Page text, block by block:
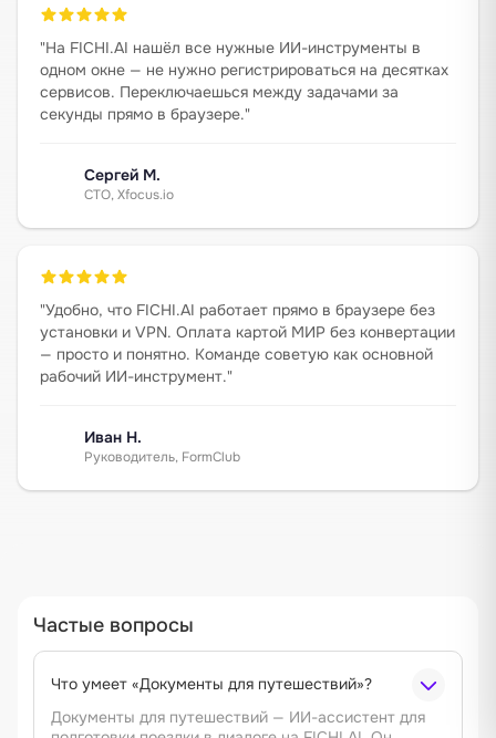
"На FICHI.AI нашёл все нужные ИИ-инструменты в
одном окне — не нужно регистрироваться на десятках
сервисов. Переключаешься между задачами за
секунды прямо в браузере."
Сергей М.
CTO, Xfocus.io
"Удобно, что FICHI.AI работает прямо в браузере без
установки и VPN. Оплата картой МИР без конвертации
— просто и понятно. Команде советую как основной
рабочий ИИ-инструмент."
Иван Н.
Руководитель, FormClub
Частые вопросы
Что умеет «Документы для путешествий»?
Документы для путешествий — ИИ-ассистент для